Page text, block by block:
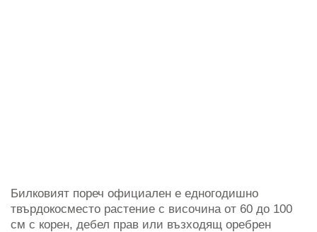
Билковият пореч официален е едногодишно
твърдокосместо растение с височина от 60 до 100
см с корен, дебел прав или възходящ оребрен